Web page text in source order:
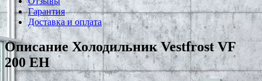
Гарантия
Доставка и оплата
Описание Холодильник Vestfrost VF
200 EH